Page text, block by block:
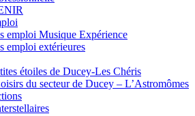
emploi Musique Expérience
emploi extérieures
étoiles de Ducey-Les Chéris
du secteur de Ducey – L’Astromômes